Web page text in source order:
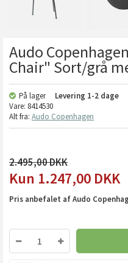
Audo
Chair" Sort/grå
På lager Levering 1-2 dage
Vare: 8414530
Alt fra: Audo Copenhagen
2.495,00
1.247,00 DKK
Pris anbefalet af Audo